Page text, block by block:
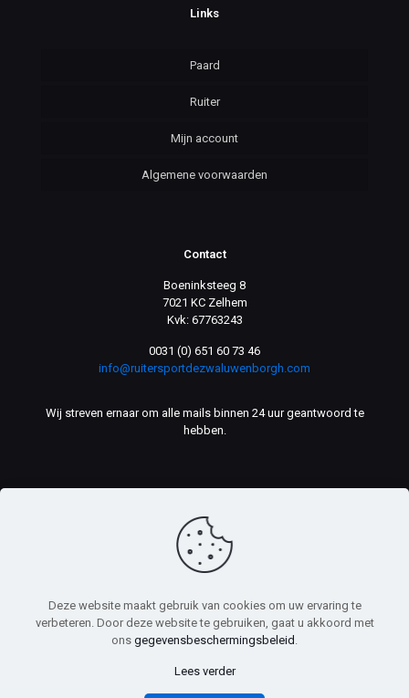
Links
Paard
Ruiter
Mijn account
Algemene voorwaarden
Contact
Boeninksteeg 8
7021 KC Zelhem
Kvk: 67763243
0031 (0) 651 60 73 46
info@ruitersportdezwaluwenborgh.com
Wij streven ernaar om alle mails binnen 24 uur geantwoord te
hebben.
© Ruitersport De Zwaluwenborgh. Webdesign door Computer
Support Almelo- Alle rechten voorbehouden.
Deze website maakt gebruik van cookies om uw ervaring te
verbeteren. Door deze website te gebruiken, gaat u akkoord met
ons gegevensbeschermingsbeleid .
Lees verder